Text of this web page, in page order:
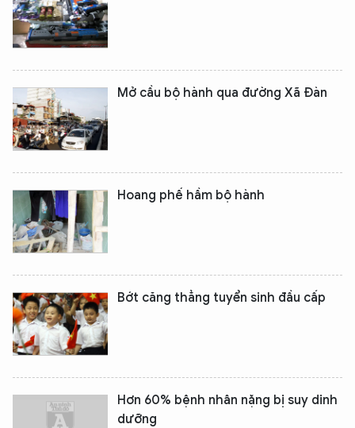
Mở cầu bộ hành qua đường Xã Đàn
Hoang phế hầm bộ hành
Bớt căng thẳng tuyển sinh đầu cấp
Hơn 60% bệnh nhân nặng bị suy dinh
dưỡng